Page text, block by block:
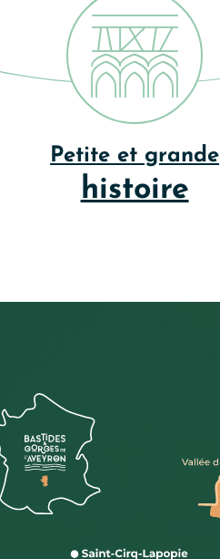
Petite et grande
histoire